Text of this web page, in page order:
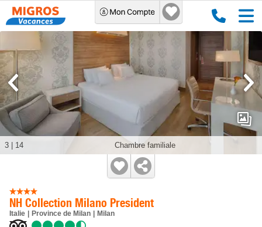
NH Collection Milano President
Italie Province de Milan Milan
Chambre familiale
3 14